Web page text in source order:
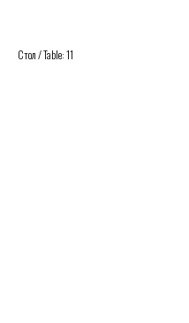
Стол / Table: 11